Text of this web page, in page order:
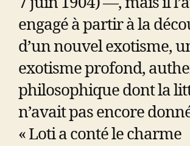
engagé à partir à la
d’un nouvel exotisme,
exotisme profond,
philosophique dont la
n’avait pas encore
« Loti a conté le charme